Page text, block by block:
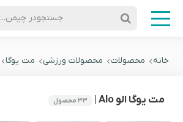
جستجودر چیمن...
خانه محصولات محصولات ورزشی مت یوگا
مت یوگا الو Alo | ۳۳ محصول